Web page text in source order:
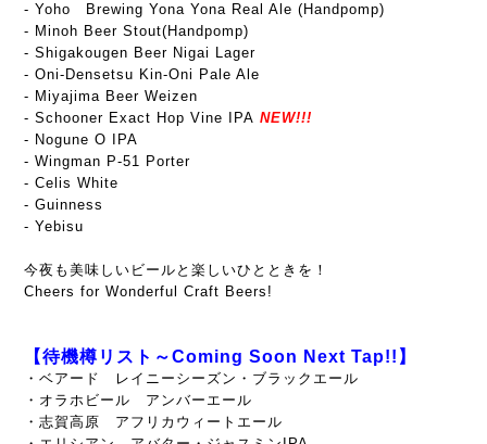
- Yoho Brewing Yona Yona Real Ale (Handpomp)
- Minoh Beer Stout(Handpomp)
- Shigakougen Beer Nigai Lager
- Oni-Densetsu Kin-Oni Pale Ale
- Miyajima Beer Weizen
- Schooner Exact Hop Vine IPA NEW!!!
- Nogune O IPA
- Wingman P-51 Porter
- Celis White
- Guinness
- Yebisu
今夜も美味しいビールと楽しいひとときを！
Cheers for Wonderful Craft Beers!
【待機樽リスト～Coming Soon Next Tap!!】
・ベアード レイニーシーズン・ブラックエール
・オラホビール アンバーエール
・志賀高原 アフリカウィートエール